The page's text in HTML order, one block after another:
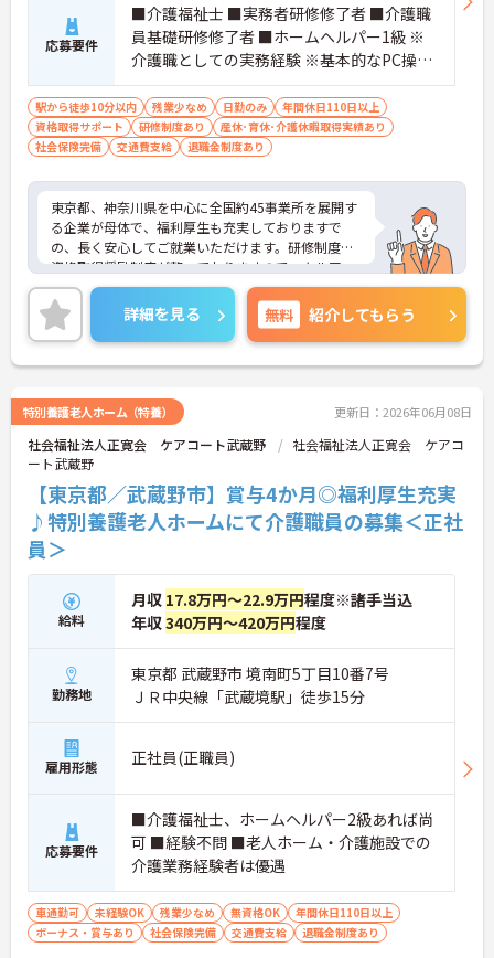
応募要件
■介護福祉士 ■実務者研修修了者 ■介護職
員基礎研修修了者 ■ホームヘルパー1級 ※
介護職としての実務経験 ※基本的なPC操作
ができる方 ※地域によっては、普通自動車
運転免許(AT限定可)が必要となる場合があ
ります。
駅から徒歩10分以内 残業少なめ 日勤のみ
年間休日110日以上
資格取得サポート
研修制度あり
産休･育休･介護休暇取得実績あり
社会保険完備
交通費支給 退職金制度あり
東京都、神奈川県を中心に全国約45事業所を展開す
る企業が母体で、福利厚生も充実しておりますで
の、長く安心してご就業いただけます。研修制度や
資格取得奨励制度が整っておりますのでスキルアッ
プも目指せる環境です。
ご興味のある方は是非お気軽にお問い合わせ下さ
い。
詳細を見る 無料 紹介してもらう
特別養護老人ホーム（特養） 更新日：2026年06月08日
社会福祉法人正寛会 ケアコート武蔵野
社会福祉法人正寛会 ケアコ
ート武蔵野
【東京都／武蔵野市】賞与4か月◎福利厚生充実
♪特別養護老人ホームにて介護職員の募集＜正社
員＞
給料
月収 17.8万円～22.9万円程度※諸手当込
年収340万円～420万円程度
勤務地
東京都 武蔵野市 境南町5丁目10番7号
ＪＲ中央線「武蔵境駅」徒歩15分
雇用形態 正社員(正職員)
応募要件
■介護福祉士、ホームヘルパー2級あれば尚
可 ■経験不問 ■老人ホーム・介護施設での
介護業務経験者は優遇
車通勤可 未経験OK 残業少なめ 無資格OK
年間休日110日以上
ボーナス・賞与あり
社会保険完備 交通費支給 退職金制度あり